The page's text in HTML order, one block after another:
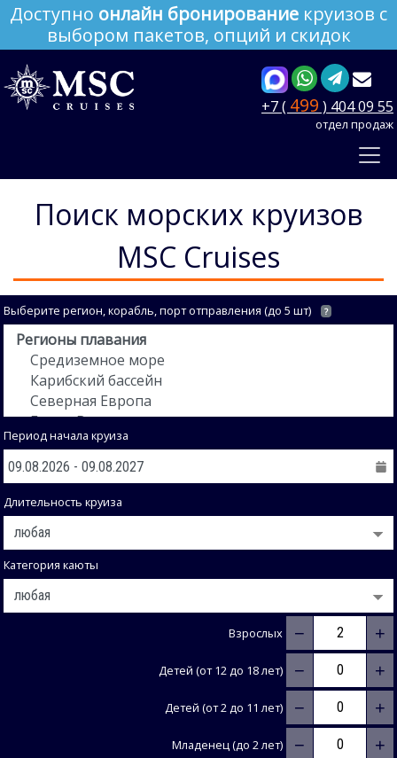
Доступно онлайн бронирование круизов с
выбором пакетов, опций и скидок
+7 ( 499 ) 404 09 55
отдел продаж
Поиск морских круизов
MSC Cruises
Выберите регион, корабль, порт отправления (до 5 шт) ?
Период начала круиза
Длительность круиза
Категория каюты
Взрослых − +
Детей (от 12 до 18 лет) − +
Детей (от 2 до 11 лет) − +
Младенец (до 2 лет) − +